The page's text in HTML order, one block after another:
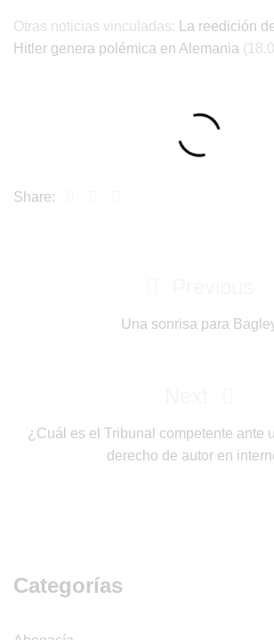
Otras noticias vinculadas:
La reedición
Hitler genera polémica en Alemania
Share:
navigationPost
Una sonrisa para
Post
¿Cuál es el Tribunal competente ante
derecho de autor en
Categorías